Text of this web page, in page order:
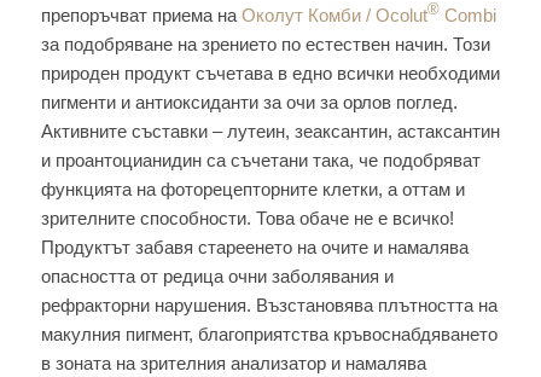
препоръчват приема на Околут Комби / Ocolut®Combi
за подобряване на зрението по естествен начин. Този
природен продукт съчетава в едно всички необходими
пигменти и антиоксиданти за очи за орлов поглед.
Активните съставки – лутеин, зеаксантин, астаксантин
и проантоцианидин са съчетани така, че подобряват
функцията на фоторецепторните клетки, а оттам и
зрителните способности. Това обаче не е всичко!
Продуктът забавя стареенето на очите и намалява
опасността от редица очни заболявания и
рефракторни нарушения. Възстановява плътността на
макулния пигмент, благоприятства кръвоснабдяването
в зоната на зрителния анализатор и намалява